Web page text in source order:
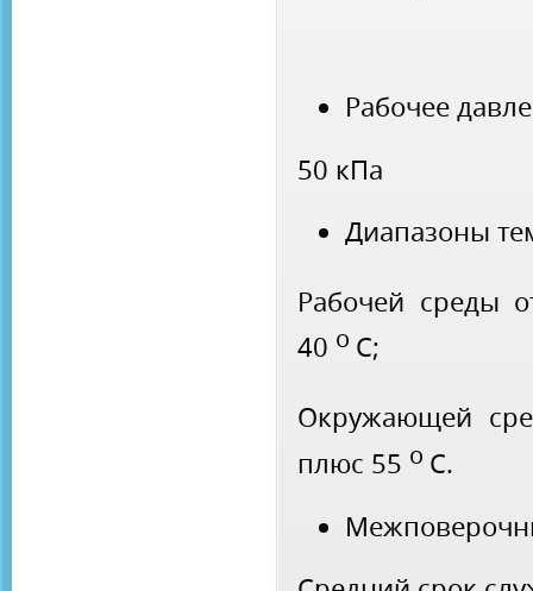
Рабочее
50 кПа
Диапазоны
Рабочей среды
40 о С;
Окружающей
плюс 55 о С.